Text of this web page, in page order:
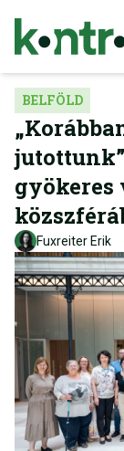
BELFÖLD
gyökeres
Fuxreiter Erik